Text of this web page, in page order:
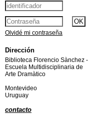
Olvidé mi contraseña
Dirección
Biblioteca Florencio Sànchez -
Escuela Multidisciplinaria de
Arte Dramàtico
Montevideo
Uruguay
contacto